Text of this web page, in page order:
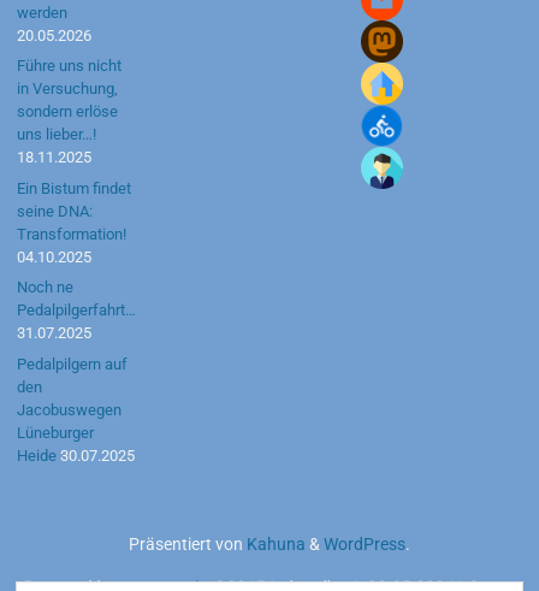
werden
20.05.2026
Führe uns nicht
in Versuchung,
sondern erlöse
uns lieber…!
18.11.2025
Ein Bistum findet
seine DNA:
Transformation!
04.10.2025
Noch ne
Pedalpilgerfahrt…
31.07.2025
Pedalpilgern auf
den
Jacobuswegen
Lüneburger
Heide 30.07.2025
Präsentiert von Kahuna &WordPress.